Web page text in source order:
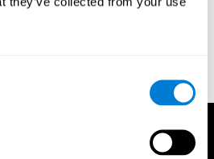
(1963). Choice reaction times as a